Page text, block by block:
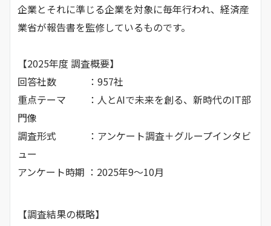
企業とそれに準じる企業を対象に毎年行われ、経済産
業省が報告書を監修しているものです。
【2025年度 調査概要】
回答社数 ：957社
重点テーマ ：人とAIで未来を創る、新時代のIT部
門像
調査形式 ：アンケート調査＋グループインタビ
ュー
アンケート時期 ：2025年9～10月
【調査結果の概略】